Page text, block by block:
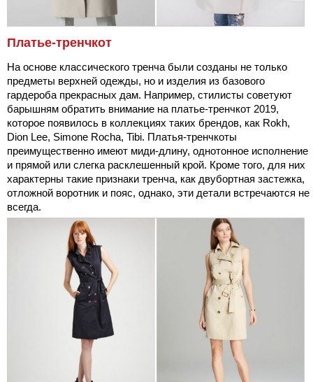
Платье-тренчкот
На основе классического тренча были созданы не только
предметы верхней одежды, но и изделия из базового
гардероба прекрасных дам. Например, стилисты советуют
барышням обратить внимание на платье-тренчкот 2019,
которое появилось в коллекциях таких брендов, как Rokh,
Dion Lee, Simone Rocha, Tibi. Платья-тренчкоты
преимущественно имеют миди-длину, однотонное исполнение
и прямой или слегка расклешенный крой. Кроме того, для них
характерны такие признаки тренча, как двубортная застежка,
отложной воротник и пояс, однако, эти детали встречаются не
всегда.